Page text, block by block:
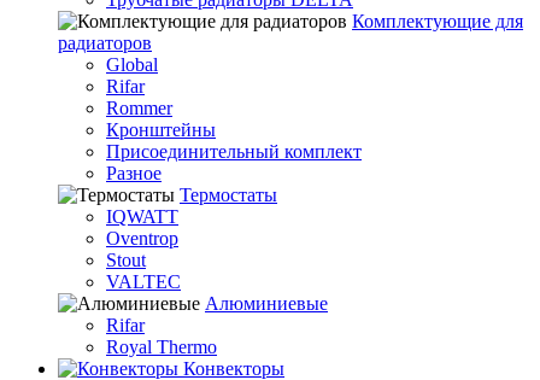
Комплектующие для
радиаторов
Global
Rifar
Rommer
Кронштейны
Присоединительный комплект
Разное
Термостаты
IQWATT
Oventrop
Stout
VALTEC
Алюминиевые
Rifar
Royal Thermo
Конвекторы